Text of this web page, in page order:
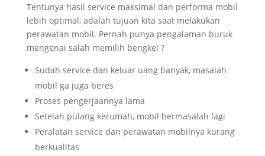
Tentunya hasil service maksimal dan performa mobil
lebih optimal, adalah tujuan kita saat melakukan
perawatan mobil. Pernah punya pengalaman buruk
mengenai salah memilih bengkel ?
Sudah service dan keluar uang banyak, masalah
mobil ga juga beres
Proses pengerjaannya lama
Setelah pulang kerumah, mobil bermasalah lagi
Peralatan service dan perawatan mobilnya kurang
berkualitas